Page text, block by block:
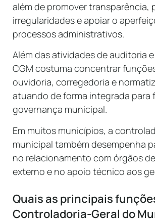
além de promover transparência,
irregularidades e apoiar o
processos administrativos.
Além das atividades de auditoria
CGM costuma concentrar
ouvidoria, corregedoria e
atuando de forma integrada para
governança municipal.
Em muitos municípios, a
municipal também desempenha
no relacionamento com órgãos
externo e no apoio técnico aos
Quais as principais
Controladoria-Geral do